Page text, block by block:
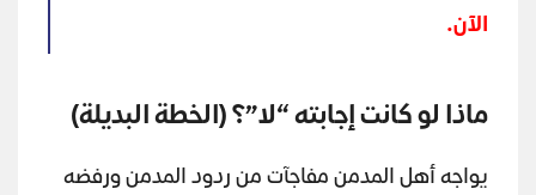
الآن.
ماذا لو كانت إجابته “لا”؟ (الخطة البديلة)
يواجه أهل المدمن مفاجآت من ردود المدمن ورفضه